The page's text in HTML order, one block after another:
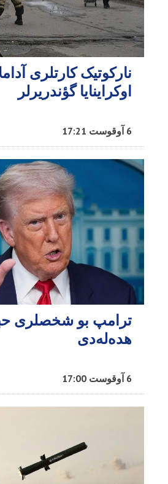
نارکوتیک کارتلری
اوکراینایا گؤندریرلر
6 آوقوست 17:21
ترامپ بو شخصلری
هده‌له‌دی
6 آوقوست 17:00